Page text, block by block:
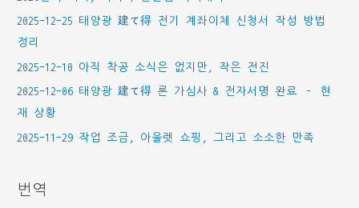
2025-12-25 태양광 建て得 전기 계좌이체 신청서 작성 방법
정리
2025-12-10 아직 착공 소식은 없지만, 작은 전진
2025-12-06 태양광 建て得 론 가심사 & 전자서명 완료 – 현
재 상황
2025-11-29 작업 조금, 아울렛 쇼핑, 그리고 소소한 만족
번역